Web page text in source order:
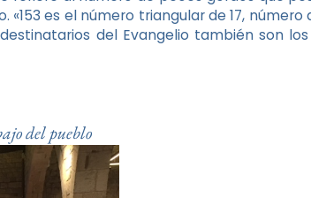
es el número triangular de 17,
del Evangelio también son
del pueblo